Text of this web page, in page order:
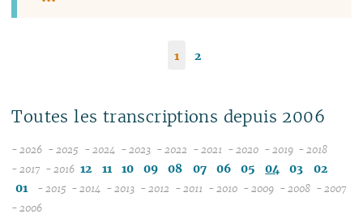
1 2
Toutes les transcriptions depuis 2006
- 2026 - 2025 - 2024
12
- 2023 - 2022
12
- 2021
12
- 2020
12
- 2019
11
- 2018
- 2017 - 2016 12 11 10 09 08 07 06 05 04 03
02
01
- 2015 - 2014 - 2013 - 2012 - 2011 - 2010 - 2009 - 2008 - 2007
- 2006